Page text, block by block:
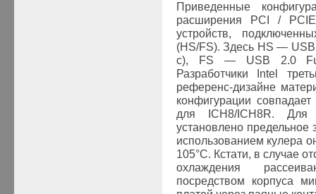
Приведенные
расширения
PCI / PCI
устройств,
(HS/FS). Здесь HS — USB
с), FS — USB 2.0
Разработчики
Intel
референс-дизайне
конфигурации
для
ICH8/ICH8R. Для
установлено предельное
использованием кулера
105°С. Кстати, в случае
охлаждения
посредством корпуса